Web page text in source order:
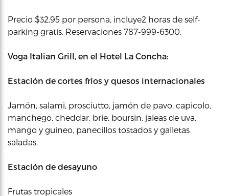
Precio $32.95 por persona, incluye2 horas de self-
parking gratis. Reservaciones 787-999-6300.
Voga Italian Grill, en el Hotel La Concha:
Estación de cortes fríos y quesos internacionales
Jamón, salami, prosciutto, jamón de pavo, capicolo,
manchego, cheddar, brie, boursin, jaleas de uva,
mango y guineo, panecillos tostados y galletas
saladas.
Estación de desayuno
Frutas tropicales